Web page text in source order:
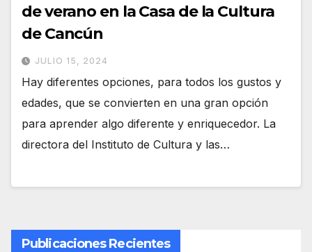
de verano en la Casa de la Cultura
de Cancún
JULIO 15, 2024
Hay diferentes opciones, para todos los gustos y
edades, que se convierten en una gran opción
para aprender algo diferente y enriquecedor. La
directora del Instituto de Cultura y las…
Publicaciones Recientes